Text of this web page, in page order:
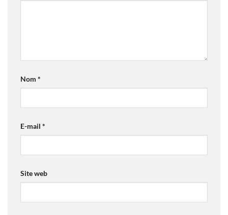
Nom *
E-mail *
Site web